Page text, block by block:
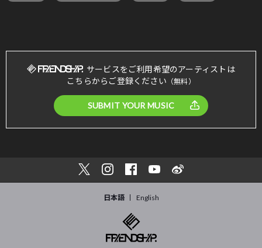
サービスをご利用希望のアーティストは
こちらからご登録ください （無料）
SUBMIT YOUR MUSIC
日本語 English